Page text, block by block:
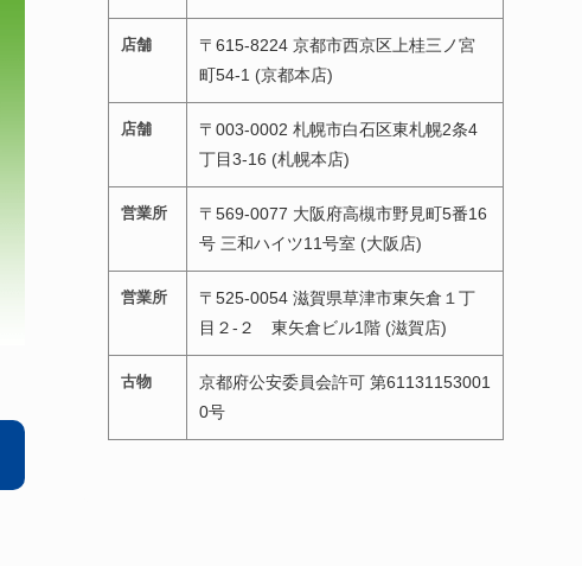
店舗
〒615-8224 京都市西京区上桂三ノ宮
町54-1 (京都本店)
店舗
〒003-0002 札幌市白石区東札幌2条4
丁目3-16 (札幌本店)
営業所
〒569-0077 大阪府高槻市野見町5番16
号 三和ハイツ11号室 (大阪店)
営業所
〒525-0054 滋賀県草津市東矢倉１丁
目２-２ 東矢倉ビル1階 (滋賀店)
古物
京都府公安委員会許可 第61131153001
0号